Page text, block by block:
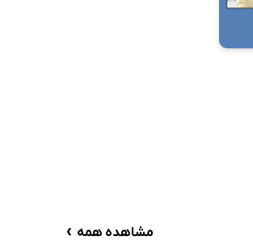
مشاهده همه ›